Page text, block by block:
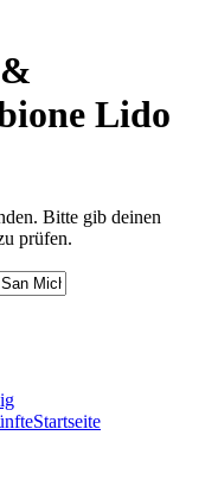
Lido
Bitte gib deinen
prüfen.
Startseite